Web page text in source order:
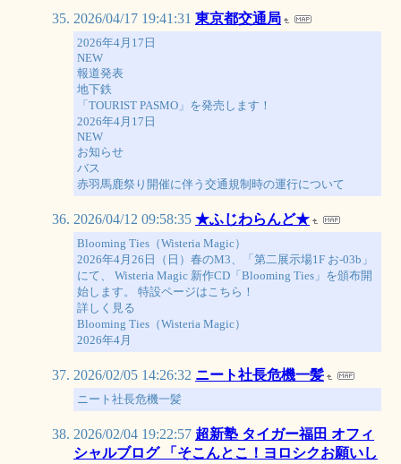
2026/04/17 19:41:31 東京都交通局
2026年4月17日
NEW
報道発表
地下鉄
「TOURIST PASMO」を発売します！
2026年4月17日
NEW
お知らせ
バス
赤羽馬鹿祭り開催に伴う交通規制時の運行について
2026/04/12 09:58:35 ★ふじわらんど★
Blooming Ties（Wisteria Magic）
2026年4月26日（日）春のM3、「第二展示場1F お-03b」
にて、 Wisteria Magic 新作CD「Blooming Ties」を頒布開
始します。 特設ページはこちら！
詳しく見る
Blooming Ties（Wisteria Magic）
2026年4月
2026/02/05 14:26:32 ニート社長危機一髪
ニート社長危機一髪
2026/02/04 19:22:57 超新塾 タイガー福田 オフィ
シャルブログ 「そこんとこ！ヨロシクお願いし